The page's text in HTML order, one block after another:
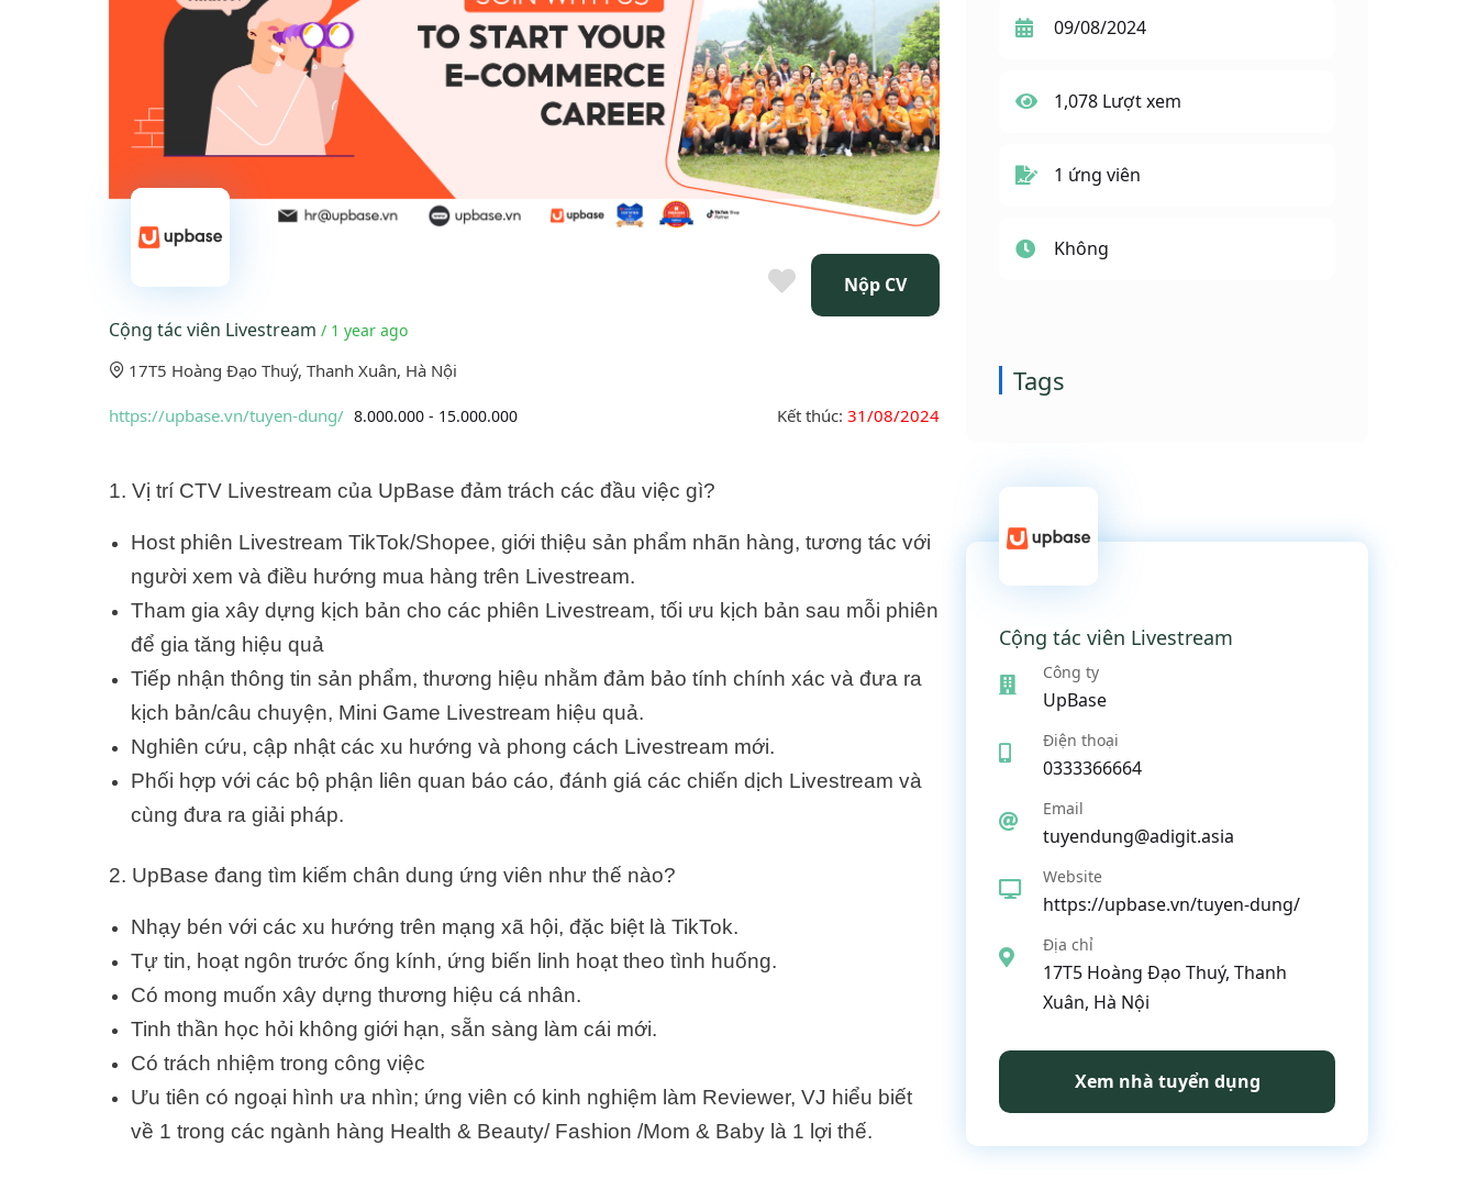
Cộng tác viên Livestream / 1 year ago
17T5 Hoàng Đạo Thuý, Thanh Xuân, Hà Nội
https://upbase.vn/tuyen-dung/ 8.000.000 - 15.000.000 Kết thúc: 31/08/2024
Nộp CV
1. Vị trí CTV Livestream của UpBase đảm trách các đầu việc gì?
Host phiên Livestream TikTok/Shopee, giới thiệu sản phẩm nhãn hàng, tương tác với
người xem và điều hướng mua hàng trên Livestream.
Tham gia xây dựng kịch bản cho các phiên Livestream, tối ưu kịch bản sau mỗi phiên
để gia tăng hiệu quả
Tiếp nhận thông tin sản phẩm, thương hiệu nhằm đảm bảo tính chính xác và đưa ra
kịch bản/câu chuyện, Mini Game Livestream hiệu quả.
Nghiên cứu, cập nhật các xu hướng và phong cách Livestream mới.
Phối hợp với các bộ phận liên quan báo cáo, đánh giá các chiến dịch Livestream và
cùng đưa ra giải pháp.
2. UpBase đang tìm kiếm chân dung ứng viên như thế nào?
Nhạy bén với các xu hướng trên mạng xã hội, đặc biệt là TikTok.
Tự tin, hoạt ngôn trước ống kính, ứng biến linh hoạt theo tình huống.
Có mong muốn xây dựng thương hiệu cá nhân.
Tinh thần học hỏi không giới hạn, sẵn sàng làm cái mới.
Có trách nhiệm trong công việc
Ưu tiên có ngoại hình ưa nhìn; ứng viên có kinh nghiệm làm Reviewer, VJ hiểu biết
về 1 trong các ngành hàng Health & Beauty/ Fashion /Mom & Baby là 1 lợi thế.
09/08/2024
1,078 Lượt xem
1 ứng viên
Không
Tags
Cộng tác viên Livestream
Công ty
UpBase
Điện thoại
0333366664
Email
tuyendung@adigit.asia
Website
https://upbase.vn/tuyen-dung/
Địa chỉ
17T5 Hoàng Đạo Thuý, Thanh
Xuân, Hà Nội
Xem nhà tuyển dụng